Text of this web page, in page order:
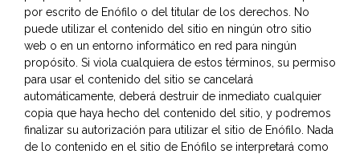
por escrito de Enófilo o del titular de los derechos. No
puede utilizar el contenido del sitio en ningún otro sitio
web o en un entorno informático en red para ningún
propósito. Si viola cualquiera de estos términos, su permiso
para usar el contenido del sitio se cancelará
automáticamente, deberá destruir de inmediato cualquier
copia que haya hecho del contenido del sitio, y podremos
finalizar su autorización para utilizar el sitio de Enófilo. Nada
de lo contenido en el sitio de Enófilo se interpretará como